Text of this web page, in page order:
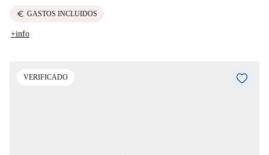
euro GASTOS INCLUIDOS
+info
VERIFICADO